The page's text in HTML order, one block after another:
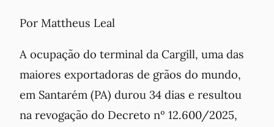
Por Mattheus Leal
A ocupação do terminal da Cargill, uma das
maiores exportadoras de grãos do mundo,
em Santarém (PA) durou 34 dias e resultou
na revogação do Decreto nº 12.600/2025,